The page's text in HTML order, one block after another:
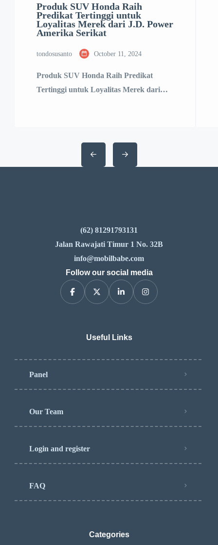
Produk SUV Honda Raih
Predikat Tertinggi untuk
Loyalitas Merek dari J.D. Power
Amerika Serikat
tondosusanto October 11, 2024
Produk SUV Honda Raih Predikat
Tertinggi untuk Loyalitas Merek dari
Amerika Serikat – Honda meraih
(62) 81291793131
Jalan Rawajati Timur 1 No. 32B
info@mobilbabe.com
Follow our social media
Useful Links
Panel
Our Team
Login and register
FAQ
Categories